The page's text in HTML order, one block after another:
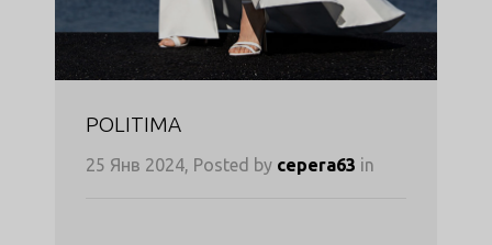
POLITIMA
25 Янв 2024, Posted by cepera63 in